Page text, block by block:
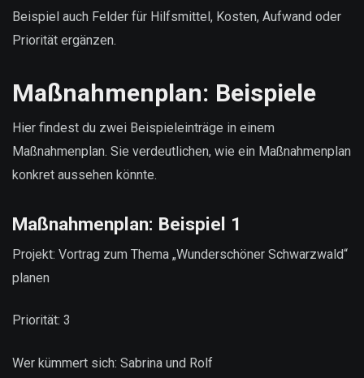
Beispiel auch Felder für Hilfsmittel, Kosten, Aufwand oder
Priorität ergänzen.
Maßnahmenplan: Beispiele
Hier findest du zwei Beispieleinträge in einem
Maßnahmenplan. Sie verdeutlichen, wie ein Maßnahmenplan
konkret aussehen könnte.
Maßnahmenplan: Beispiel 1
Projekt: Vortrag zum Thema „Wunderschöner Schwarzwald“
planen
Priorität: 3
Wer kümmert sich: Sabrina und Rolf